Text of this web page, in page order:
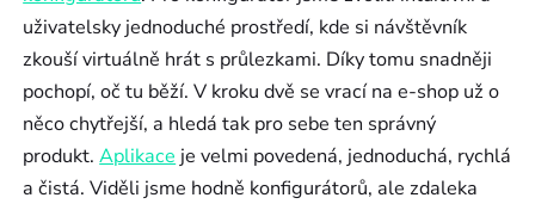
uživatelsky jednoduché prostředí, kde si návštěvník
zkouší virtuálně hrát s průlezkami. Díky tomu snadněji
pochopí, oč tu běží. V kroku dvě se vrací na e-shop už o
něco chytřejší, a hledá tak pro sebe ten správný
produkt.Aplikace je velmi povedená, jednoduchá, rychlá
a čistá. Viděli jsme hodně konfigurátorů, ale zdaleka